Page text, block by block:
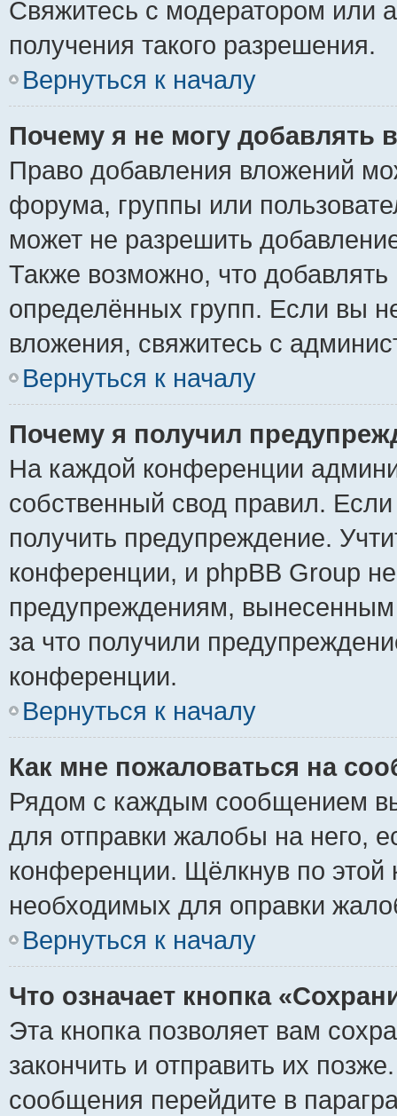
Свяжитесь с модератором или
получения такого разрешения.
Вернуться к началу
Почему я не могу добавлять
Право добавления вложений
форума, группы или
может не разрешить
Также возможно, что
определённых групп. Если вы
вложения, свяжитесь с
Вернуться к началу
Почему я получил
На каждой конференции
собственный свод правил.
получить предупреждение.
конференции, и phpBB Group
предупреждениям,
за что получили
конференции.
Вернуться к началу
Как мне пожаловаться на
Рядом с каждым сообщением
для отправки жалобы на него,
конференции. Щёлкнув по этой
необходимых для оправки
Вернуться к началу
Что означает кнопка
Эта кнопка позволяет вам
закончить и отправить их
сообщения перейдите в